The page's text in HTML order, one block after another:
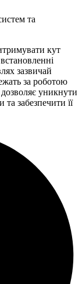
та
кут
зазвичай
за роботою
уникнути
та забезпечити її